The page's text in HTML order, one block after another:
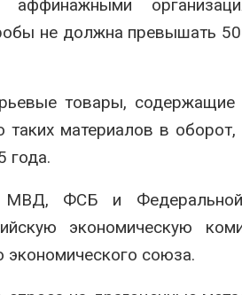
не должна превышать
товары,
материалов в оборот,
года.
МВД, ФСБ и
экономическую
экономического союза.